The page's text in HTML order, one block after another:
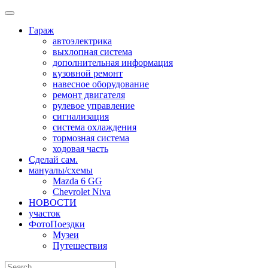
Skip
contentГараж
автоэлектрика
выхлопная система
дополнительная информация
кузовной ремонт
навесное оборудование
ремонт двигателя
рулевое управление
сигнализация
система охлаждения
тормозная система
ходовая часть
Сделай сам.
мануалы/схемы
Mazda 6 GG
Chevrolet Niva
НОВОСТИ
участок
ФотоПоездки
Музеи
Путешествия
Search